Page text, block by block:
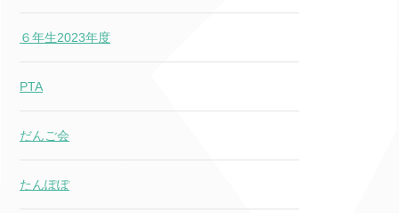
６年生2023年度
PTA
だんご会
たんぽぽ